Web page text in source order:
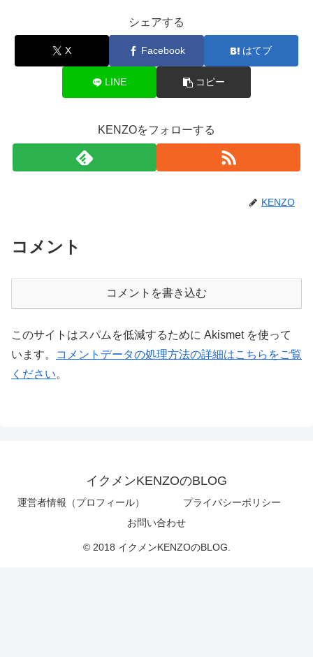
シェアする
X Facebook はてブ
LINE コピー
KENZOをフォローする
KENZO
コメント
コメントを書き込む
このサイトはスパムを低減するために Akismet を使って
います。
コメントデータの処理方法の詳細はこちらをご覧
ください。
イクメンKENZOのBLOG
運営者情報（プロフィール）
プライバシーポリシー
お問い合わせ
© 2018 イクメンKENZOのBLOG.